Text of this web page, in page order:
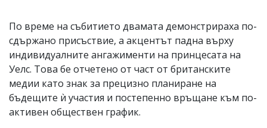
По време на събитието двамата демонстрираха по-
сдържано присъствие, а акцентът падна върху
индивидуалните ангажименти на принцесата на
Уелс. Това бе отчетено от част от британските
медии като знак за прецизно планиране на
бъдещите ѝ участия и постепенно връщане към по-
активен обществен график.